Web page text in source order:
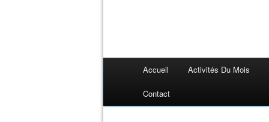
Accueil Activités Du Mois
Contact